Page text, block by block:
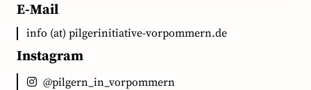
E-Mail
info (at) pilgerinitiative-vorpommern.de
Instagram
@pilgern_in_vorpommern